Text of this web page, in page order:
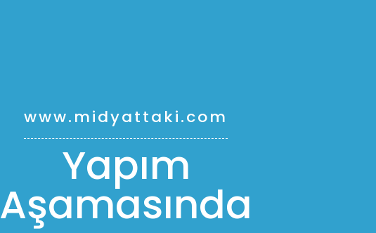
www.midyattaki.com
Yapım
Aşamasında